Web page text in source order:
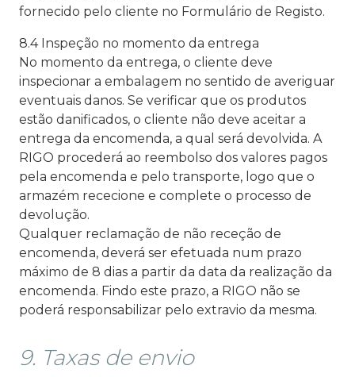
fornecido pelo cliente no Formulário de Registo.
8.4 Inspeção no momento da entrega
No momento da entrega, o cliente deve
inspecionar a embalagem no sentido de averiguar
eventuais danos. Se verificar que os produtos
estão danificados, o cliente não deve aceitar a
entrega da encomenda, a qual será devolvida. A
RIGO procederá ao reembolso dos valores pagos
pela encomenda e pelo transporte, logo que o
armazém rececione e complete o processo de
devolução.
Qualquer reclamação de não receção de
encomenda, deverá ser efetuada num prazo
máximo de 8 dias a partir da data da realização da
encomenda. Findo este prazo, a RIGO não se
poderá responsabilizar pelo extravio da mesma.
9. Taxas de envio